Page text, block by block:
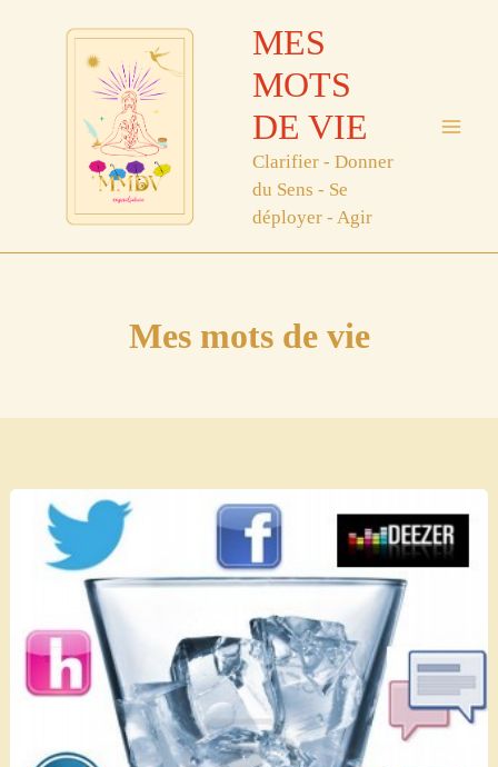
MES
MOTS
DE VIE
Clarifier - Donner
du Sens - Se
déployer - Agir
Mes mots de vie